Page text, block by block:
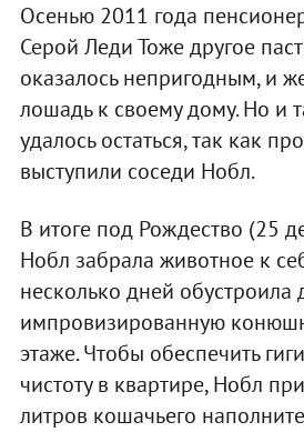
Осенью 2011 года
Серой Леди Тоже другое
оказалось непригодным, и
лошадь к своему дому. Но и
удалось остаться, так как
выступили соседи Нобл.
В итоге под Рождество (25
Нобл забрала животное к
несколько дней обустроила
импровизированную
этаже. Чтобы обеспечить
чистоту в квартире, Нобл
литров кошачьего